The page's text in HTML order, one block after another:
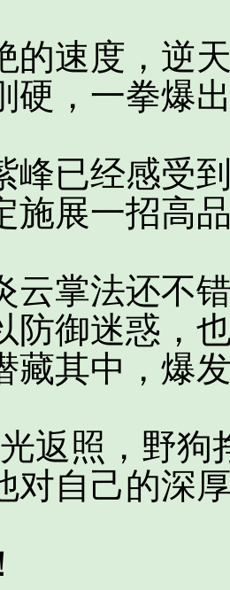
速度，逆天
硬，一拳爆
已经感受到
施展一招高
掌法还不错
防御迷惑，
藏其中，爆
照，野狗
对自己的深